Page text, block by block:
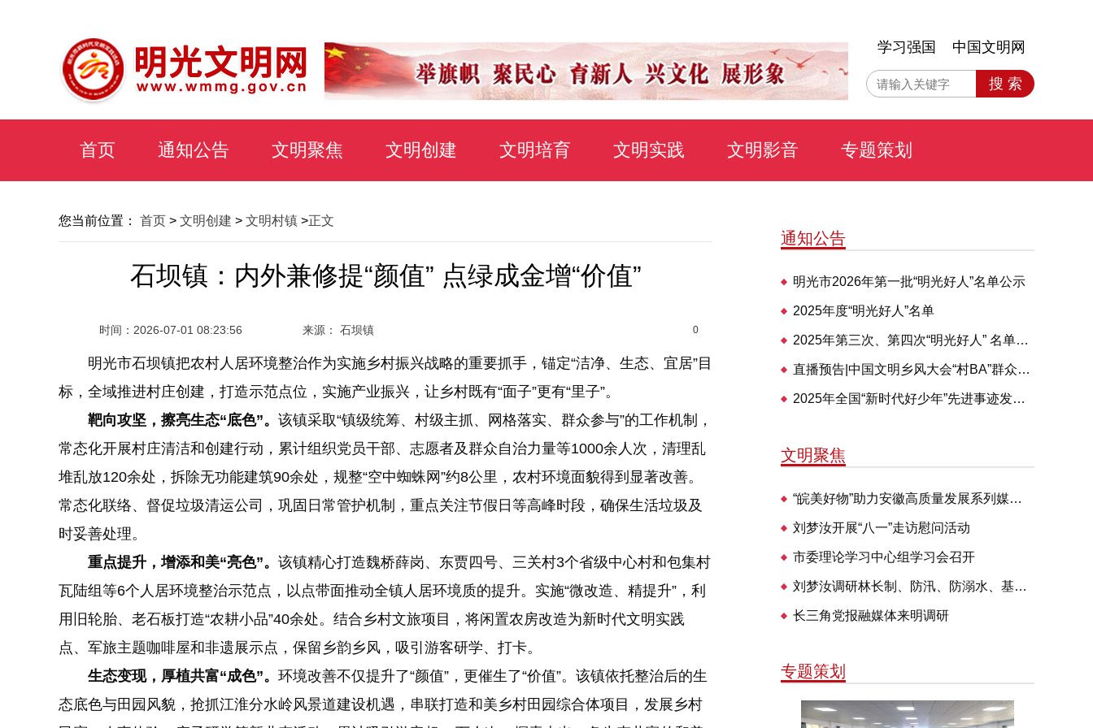
学习强国 中国文明网
搜 索
首页 通知公告 文明聚焦 文明创建 文明培育 文明实践 文明影音 专题策划
您当前位置： 首页 > 文明创建 > 文明村镇 >正文
石坝镇：内外兼修提“颜值” 点绿成金增“价值”
时间： 2026-07-01 08:23:56 来源： 石坝镇 0
明光市石坝镇把农村人居环境整治作为实施乡村振兴战略的重要抓手，锚定“洁净、生态、宜居”目
标，全域推进村庄创建 ，打造示范点位，实施产业振兴，让乡村既有“面子”更有“里子”。
靶向攻坚，擦亮生态“底色”。 该镇采取“镇级统筹、村级主抓、网格落实、群众参与”的工作机制，
常态化开展村庄清洁和创建行动，累计组织党员干部、志愿者及群众自治力量等1000余人次，清理乱
堆乱放120余处，拆除无功能建筑90余处，规整“空中蜘蛛网”约8公里，农村环境面貌得到显著改善。
常态化联络、督促垃圾清运公司，巩固日常管护机制，重点关注节假日等高峰时段，确保生活垃圾及
时妥善处理。
重点提升，增添和美“亮色”。 该镇精心打造魏桥薛岗、东贾四号、三关村3个省级中心村和包集村
瓦陆组等6个人居环境整治示范点，以点带面推动全镇人居环境质的提升。实施“微改造、精提升”，利
用旧轮胎、老石板打造“农耕小品”40余处。结合乡村文旅项目，将闲置农房改造为新时代文明实践
点、军旅主题咖啡屋和非遗展示点，保留乡韵乡风，吸引游客研学、打卡。
生态变现，厚植共富“成色”。 环境改善不仅提升了“颜值”，更催生了“价值”。该镇依托整治后的生
态底色与田园风貌，抢抓江淮分水岭风景道建设机遇，串联打造和美乡村田园综合体项目，发展乡村
通知公告
明光市2026年第一批“明光好人”名单公示
2025年度“明光好人”名单
2025年第三次、第四次“明光好人” 名单公布
直播预告|中国文明乡风大会“村BA”群众体育交流活动28日举办
2025年全国“新时代好少年”先进事迹发布仪式即将播出
文明聚焦
“皖美好物”助力安徽高质量发展系列媒体见面会走进明光
刘梦汝开展“八一”走访慰问活动
市委理论学习中心组学习会召开
刘梦汝调研林长制、防汛、防溺水、基层治理等工作
长三角党报融媒体来明调研
专题策划